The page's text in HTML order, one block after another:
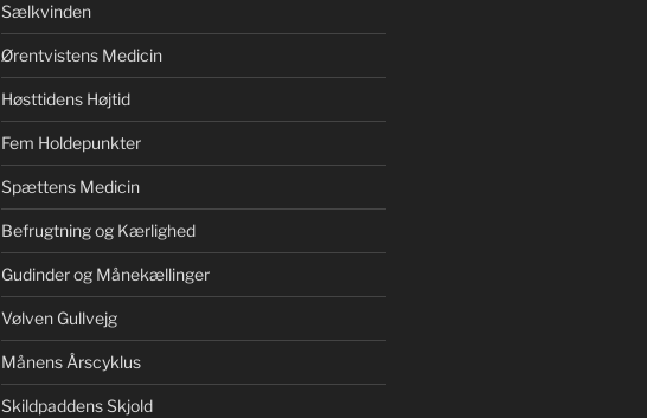
Sælkvinden
Ørentvistens Medicin
Høsttidens Højtid
Fem Holdepunkter
Spættens Medicin
Befrugtning og Kærlighed
Gudinder og Månekællinger
Vølven Gullvejg
Månens Årscyklus
Skildpaddens Skjold